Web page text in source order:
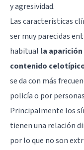
y agresividad.
Las características
ser muy parecidas
habitual la
contenido
se da con más
policía o por
Principalmente los
tienen una relación
por lo que no son